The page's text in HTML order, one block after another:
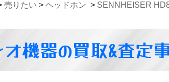
売りたい > ヘッドホン > SENNHEISER
オ機器の買取&査定